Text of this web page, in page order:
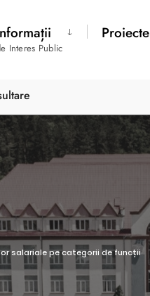
Interes Public
Proiecte
salariale pe categorii de funcții